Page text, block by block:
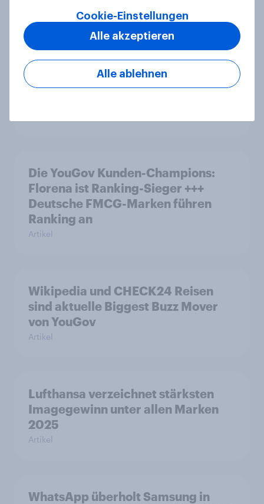
Bosch hat bestes
Arbeitgeberimage in Deutschland –
Die YouGov Kunden-Champions:
Florena ist Ranking-Sieger +++
Deutsche FMCG-Marken führen
Ranking an
Artikel
Wikipedia und CHECK24 Reisen
sind aktuelle Biggest Buzz Mover
von YouGov
Artikel
Lufthansa verzeichnet stärksten
Imagegewinn unter allen Marken
2025
Artikel
WhatsApp überholt Samsung in
Cookie-Einstellungen
Alle ablehnen
Alle akzeptieren